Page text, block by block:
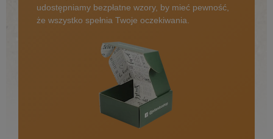
udostępniamy bezpłatne wzory, by mieć pewność,
że wszystko spełnia Twoje oczekiwania.